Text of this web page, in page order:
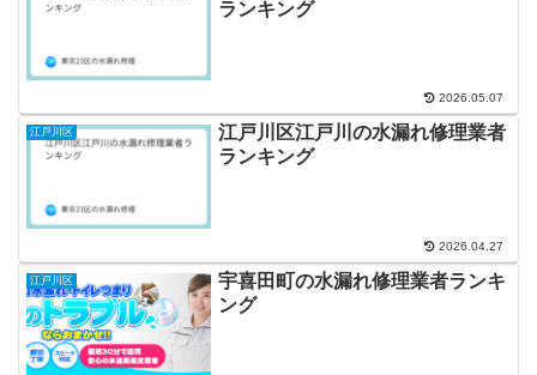
ランキング
2026.05.07
江戸川区
江戸川区江戸川の水漏れ修理業者
ランキング
2026.04.27
江戸川区
宇喜田町の水漏れ修理業者ランキ
ング